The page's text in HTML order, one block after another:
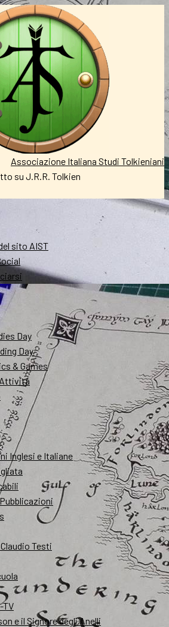
Associazione Italiana Studi Tolkieniani
su J.R.R. Tolkien
sito AIST
Day
Day
& Games
Inglesi e Italiane
Testi
TV
e il Signore degli Anelli